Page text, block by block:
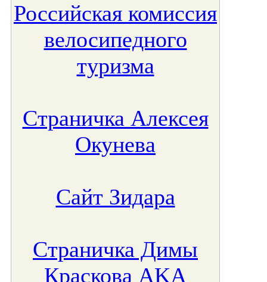
Российская комиссия
велосипедного
туризма
Страничка Алексея
Окунева
Сайт Зидара
Страничка Димы
Краскова AKA